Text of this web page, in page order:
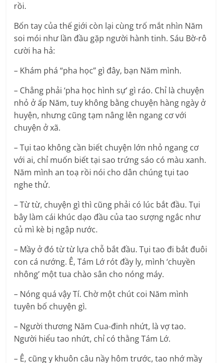
rồi.
Bốn tay của thế giới còn lại cùng trố mắt nhìn Năm
soi mói như lần đầu gặp người hành tinh. Sáu Bờ-rô
cười ha hả:
– Khám phá “pha học” gì đây, bạn Năm mình.
– Chẳng phải ‘pha học hình sự’ gì ráo. Chỉ là chuyện
nhỏ ở ấp Năm, tuy không bằng chuyện hàng ngày ở
huyện, nhưng cũng tạm nâng lên ngang cơ với
chuyện ở xã.
– Tụi tao không cần biết chuyện lớn nhỏ ngang cơ
với ai, chỉ muốn biết tại sao trứng sáo có màu xanh.
Năm mình an toạ rồi nói cho dân chúng tụi tao
nghe thử.
– Từ từ, chuyện gì thì cũng phải có lúc bắt đầu. Tụi
bây làm cái khúc dạo đầu của tao sượng ngắc như
củ mì kè bị ngập nước.
– Mầy ở đó từ từ lựa chỗ bắt đầu. Tụi tao đi bắt đuôi
con cá nướng. Ê, Tám Lớ rót đầy ly, mình ‘chuyền
nhông’ một tua chào sân cho nóng máy.
– Nóng quá vậy Tí. Chờ một chút coi Năm mình
tuyên bố chuyện gì.
– Người thương Năm Cua-đinh nhứt, là vợ tao.
Người hiểu tao nhứt, chỉ có thằng Tám Lớ.
– Ê, cũng y khuôn câu nầy hôm trước, tao nhớ mầy